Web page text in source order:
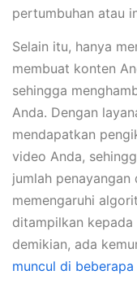
pertumbuhan atau
Selain itu, hanya
membuat konten
sehingga
Anda. Dengan
mendapatkan
video Anda,
jumlah
memengaruhi
ditampilkan
demikian, ada
muncul di beberapa